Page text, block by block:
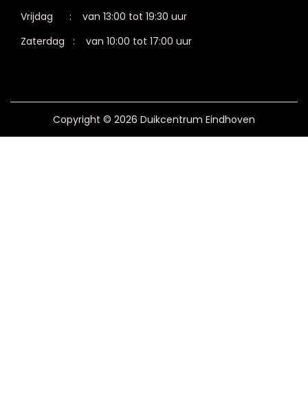
Vrijdag : van 13:00 tot 19:30 uur
Zaterdag : van 10:00 tot 17:00 uur
Copyright © 2026 Duikcentrum Eindhoven